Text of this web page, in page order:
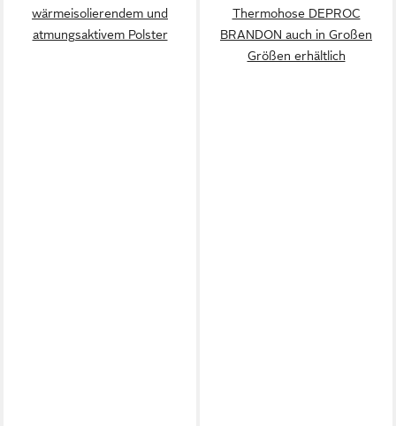
wärmeisolierendem und
atmungsaktivem Polster
Thermohose DEPROC
BRANDON auch in Großen
Größen erhältlich